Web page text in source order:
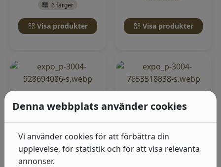
6 färger
Visa produkter Visa produkter
Brittsommar -
Fägring
Brittsommar - Lina
Denna webbplats använder cookies
Vi använder cookies för att förbättra din
upplevelse, för statistik och för att visa relevanta
annonser.